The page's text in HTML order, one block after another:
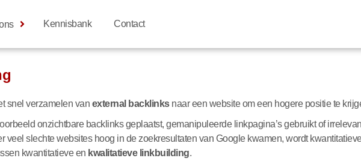
Kennisbank Contact
snel verzamelen van external backlinksnaar een website om een hogere positie te
onzichtbare backlinks geplaatst, gemanipuleerde linkpagina’s gebruikt of
veel slechte websites hoog in de zoekresultaten van Google kwamen, wordt
kwantitatieve en kwalitatieve linkbuilding.